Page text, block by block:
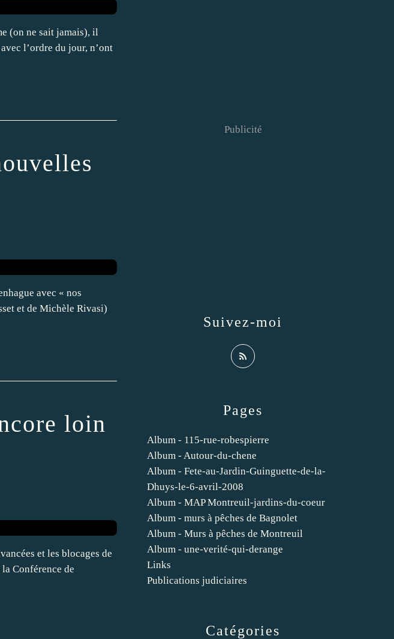
(on ne sait jamais), il
l’ordre du jour, n’ont
avec « nos
et de Michèle Rivasi)
loin
et les blocages de
Conférence de
Catégories
Pages
Album - 115-rue-robespierre
Album - Autour-du-chene
Album - Fete-au-Jardin-Guinguette-de-la-
Dhuys-le-6-avril-2008
Album - MAP Montreuil-jardins-du-coeur
Album - murs à pêches de Bagnolet
Album - Murs à pêches de Montreuil
Album - une-verité-qui-derange
Links
Publications judiciaires
Suivez-moi
Publicité